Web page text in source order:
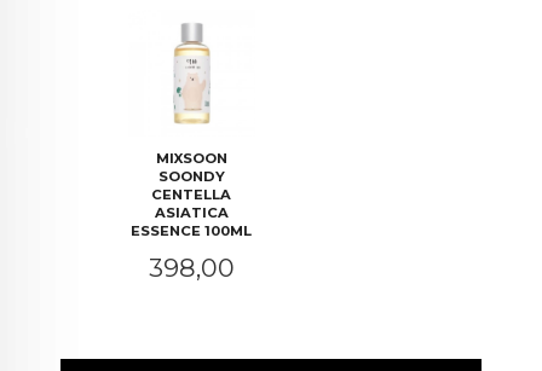
MIXSOON
SOONDY
CENTELLA
ASIATICA
ESSENCE 100ML
Pris
398,00